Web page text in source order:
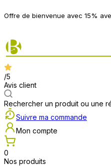
Offre de bienvenue avec 15%
/5
Avis client
Rechercher un produit ou une
Suivre ma commande
Mon compte
0
Nos produits